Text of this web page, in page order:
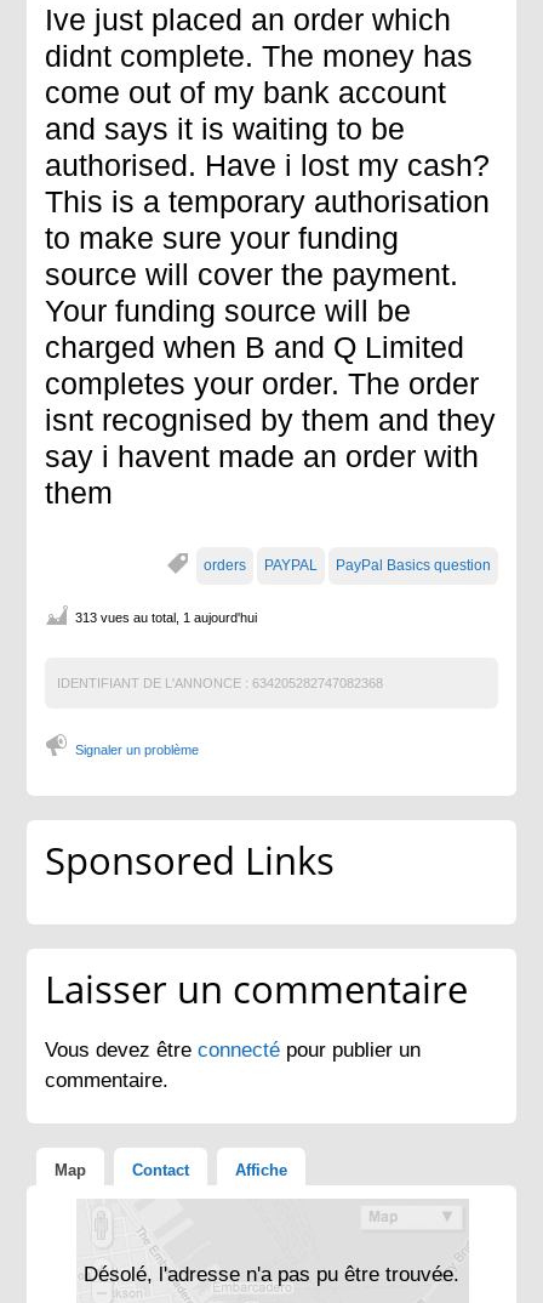
Ive just placed an order which
didnt complete. The money has
come out of my bank account
and says it is waiting to be
authorised. Have i lost my cash?
This is a temporary authorisation
to make sure your funding
source will cover the payment.
Your funding source will be
charged when B and Q Limited
completes your order. The order
isnt recognised by them and they
say i havent made an order with
them
orders PAYPAL PayPal Basics question
313 vues au total, 1 aujourd'hui
IDENTIFIANT DE L'ANNONCE : 634205282747082368
Signaler un problème
Sponsored Links
Laisser un commentaire
Vous devez êtreconnecté pour publier un
commentaire.
Map Contact Affiche
Désolé, l'adresse n'a pas pu être trouvée.